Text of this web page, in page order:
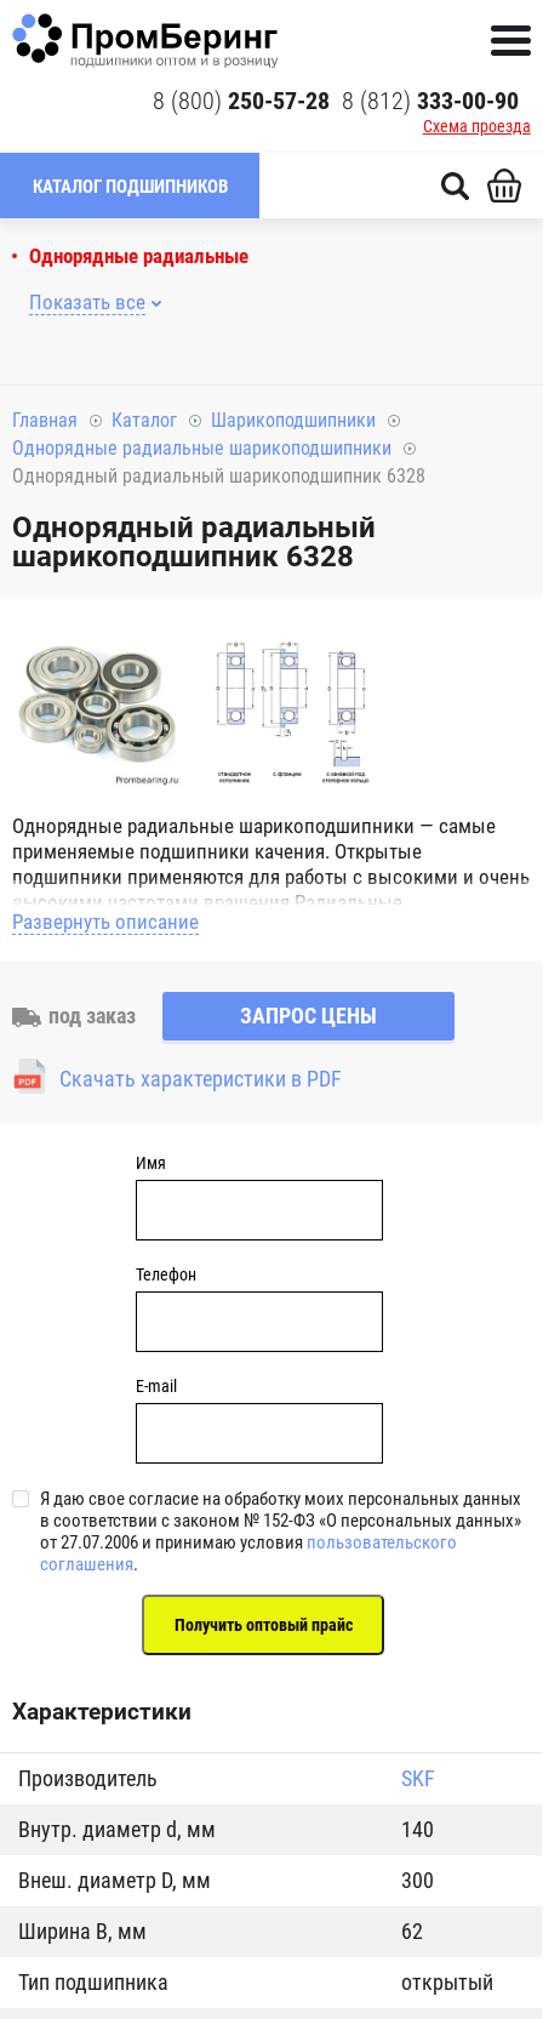
8 (800) 250-57-28 8 (812) 333-00-90
Схема проезда
КАТАЛОГ ПОДШИПНИКОВ
Однорядные радиальные
Показать все
Главная Каталог
Шарикоподшипники
Однорядные радиальные шарикоподшипники
Однорядный радиальный шарикоподшипник 6328
Однорядный радиальный
шарикоподшипник 6328
Однорядные радиальные шарикоподшипники — самые
применяемые подшипники качения. Открытые
подшипники применяются для работы с высокими и очень
высокими частотами вращения.Радиальные
шарикоподшипники обозначением 2Z ZZ с обеих сторон
обозначением 2RS 2RS1 2RSH 2RSR имеют с обеих сторон
контактные уплотнения из бутадиен-нитрильного каучука
(NBR) и пригодны для средних частот вращения. Также
поставляются подшипники с бесконтактными
Развернуть описание
под заказ ЗАПРОС ЦЕНЫ
Скачать характеристики в PDF
Имя
Телефон
E-mail
Я даю свое согласие на обработку моих персональных данных
в соответствии с законом № 152-ФЗ «О персональных данных»
от 27.07.2006 и принимаю условия пользовательского
соглашения.
Характеристики
Производитель
SKF
Внутр. диаметр d, мм
140
Внеш. диаметр D, мм
300
Ширина B, мм
62
Тип подшипника
открытый